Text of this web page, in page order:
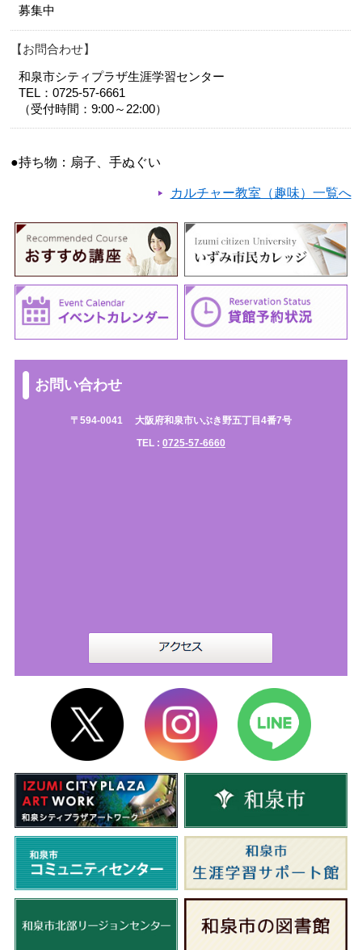
募集中
お問合わせ
和泉市シティプラザ生涯学習センター
TEL：0725-57-6661
（受付時間：9:00～22:00）
●持ち物：扇子、手ぬぐい
カルチャー教室（趣味）一覧へ
お問い合わせ
〒594-0041 大阪府和泉市いぶき野五丁目4番7号
TEL : 0725-57-6660